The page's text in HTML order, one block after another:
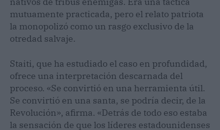
mutuamente practicada, pero el relato patriota
la monopolizó como un rasgo exclusivo de la
otredad salvaje.
Staiti, que ha estudiado el caso en profundidad,
ofrece una interpretación descarnada del
proceso. «Se convirtió en una herramienta útil.
Se convirtió en una santa, se podría decir, de la
Revolución», afirma. «Detrás de todo eso estaba
la sensación de que los líderes estadounidenses